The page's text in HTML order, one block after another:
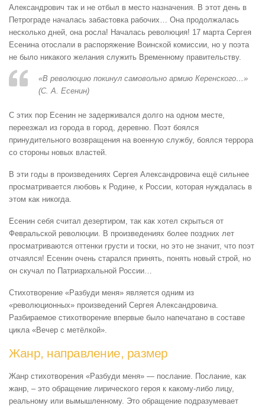
Александрович так и не отбыл в место назначения. В этот день в
Петрограде началась забастовка рабочих… Она продолжалась
несколько дней, она росла! Началась революция! 17 марта Сергея
Есенина отослали в распоряжение Воинской комиссии, но у поэта
не было никакого желания служить Временному правительству.
«В революцию покинул самовольно армию Керенского…»
(С. А. Есенин)
С этих пор Есенин не задерживался долго на одном месте,
переезжал из города в город, деревню. Поэт боялся
принудительного возвращения на военную службу, боялся террора
со стороны новых властей.
В эти годы в произведениях Сергея Александровича ещё сильнее
просматривается любовь к Родине, к России, которая нуждалась в
этом как никогда.
Есенин себя считал дезертиром, так как хотел скрыться от
Февральской революции. В произведениях более поздних лет
просматриваются оттенки грусти и тоски, но это не значит, что поэт
отчаялся! Есенин очень старался принять, понять новый строй, но
он скучал по Патриархальной России…
Стихотворение «Разбуди меня» является одним из
«революционных» произведений Сергея Александровича.
Разбираемое стихотворение впервые было напечатано в составе
цикла «Вечер с метёлкой».
Жанр, направление, размер
Жанр стихотворения «Разбуди меня» — послание. Послание, как
жанр, – это обращение лирического героя к какому-либо лицу,
реальному или вымышленному. Это обращение подразумевает